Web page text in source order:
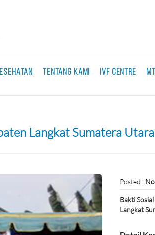
TENTANG KAMI IVF CENTRE
Langkat Sumatera Utara
Posted :
Bakti
Langkat